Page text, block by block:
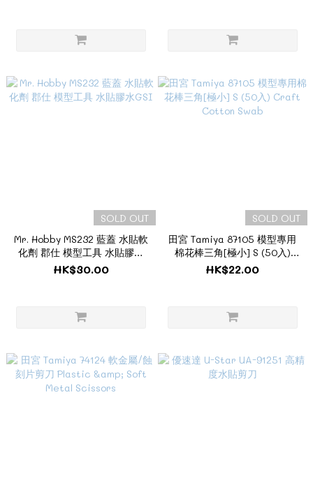
SOLD OUT
Mr. Hobby MS232 藍蓋 水貼軟
化劑 郡仕 模型工具 水貼膠水
GSI
HK$30.00
SOLD OUT
田宮 Tamiya 87105 模型專用
棉花棒三角[極小] S (50入)
Craft Cotton Swab
HK$22.00